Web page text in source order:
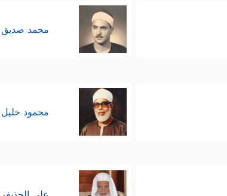
محمد صديق
محمود